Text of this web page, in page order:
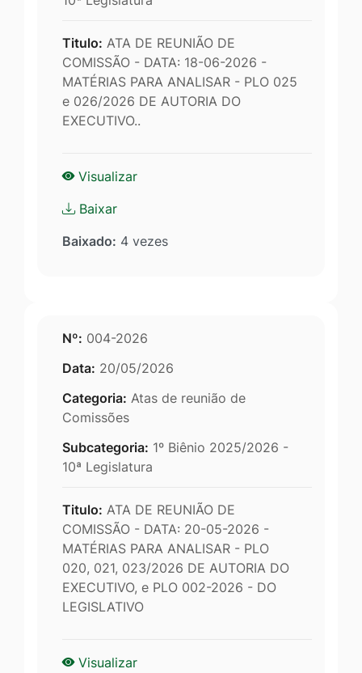
Titulo: ATA DE REUNIÃO DE
COMISSÃO - DATA: 18-06-2026 -
MATÉRIAS PARA ANALISAR - PLO 025
e 026/2026 DE AUTORIA DO
EXECUTIVO..
Visualizar
Baixar
Baixado: 4 vezes
Nº: 004-2026
Data: 20/05/2026
Categoria: Atas de reunião de
Comissões
Subcategoria: 1º Biênio 2025/2026 -
10ª Legislatura
Titulo: ATA DE REUNIÃO DE
COMISSÃO - DATA: 20-05-2026 -
MATÉRIAS PARA ANALISAR - PLO
020, 021, 023/2026 DE AUTORIA DO
EXECUTIVO, e PLO 002-2026 - DO
LEGISLATIVO
Visualizar